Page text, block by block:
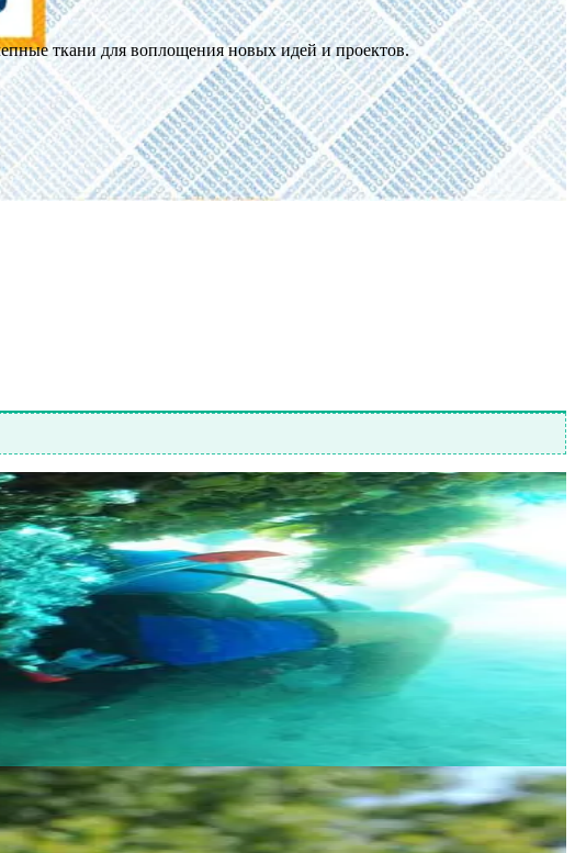
ткани для воплощения новых идей и проектов.